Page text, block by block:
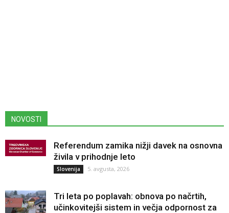
NOVOSTI
Referendum zamika nižji davek na osnovna
živila v prihodnje leto
Slovenija 5. avgusta, 2026
Tri leta po poplavah: obnova po načrtih,
učinkovitejši sistem in večja odpornost za